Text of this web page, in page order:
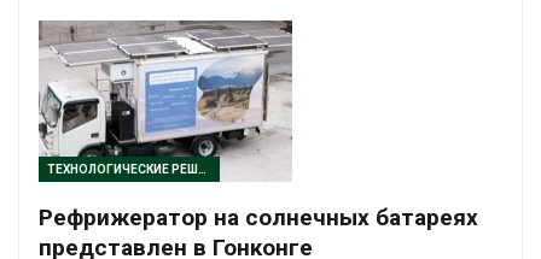
ТЕХНОЛОГИЧЕСКИЕ РЕШЕНИЯ
Рефрижератор на солнечных батареях
представлен в Гонконге